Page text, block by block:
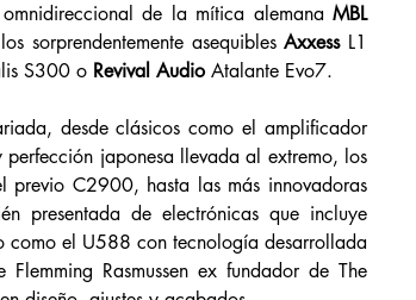
de la mítica alemana MBL
sorprendentemente asequibles Axxess L1
S300 o Revival Audio Atalante Evo7.
A nivel de electrónica podréis escuchar amplificación muy variada, desde clásicos como el amplificador
japonesa llevada al extremo, los
C2900, hasta las más innovadoras
presentada de electrónicas que incluye
el U588 con tecnología desarrollada
Rasmussen ex fundador de The